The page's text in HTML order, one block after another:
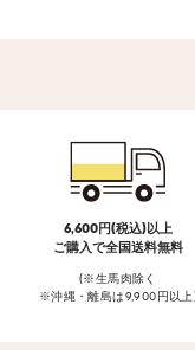
6,600円(税込)以上
ご購入で全国送料無料
(※生馬肉除く
※沖縄・離島は9,900円以上